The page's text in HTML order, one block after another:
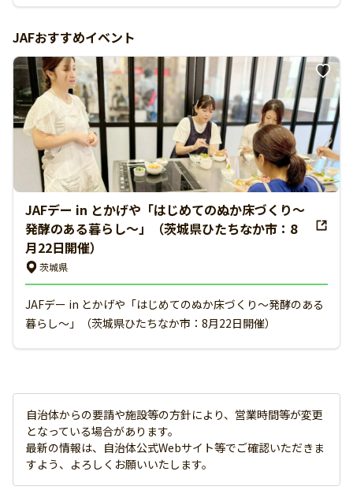
JAFおすすめイベント
JAFデー in とかげや「はじめてのぬか床づくり～
発酵のある暮らし～」（茨城県ひたちなか市：8
月22日開催）
茨城県
JAFデー in とかげや「はじめてのぬか床づくり～発酵のある
暮らし～」（茨城県ひたちなか市：8月22日開催）
自治体からの要請や施設等の方針により、営業時間等が変更
となっている場合があります。
最新の情報は、自治体公式Webサイト等でご確認いただきま
すよう、よろしくお願いいたします。